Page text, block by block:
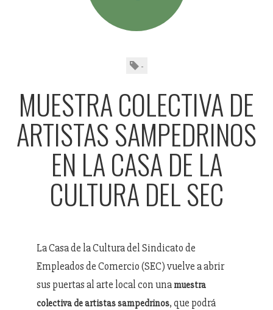
-
MUESTRA COLECTIVA DE
ARTISTAS SAMPEDRINOS
EN LA CASA DE LA
CULTURA DEL SEC
La Casa de la Cultura del Sindicato de
Empleados de Comercio (SEC) vuelve a abrir
sus puertas al arte local con una muestra
colectiva de artistas sampedrinos, que podrá